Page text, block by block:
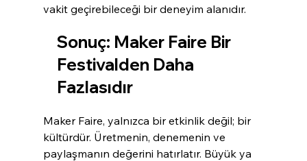
vakit geçirebileceği bir deneyim alanıdır.
Sonuç: Maker Faire Bir
Festivalden Daha
Fazlasıdır
Maker Faire, yalnızca bir etkinlik değil; bir
kültürdür. Üretmenin, denemenin ve
paylaşmanın değerini hatırlatır. Büyük ya